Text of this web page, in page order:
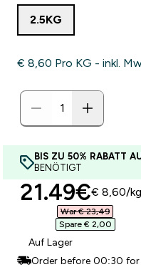
2.5KG
€ 8,60‎ Pro KG - inkl.
BIS ZU 50% RABATT
BENÖTIGT
21.49€‎€ 8,60‎/kg
War € 23,49‎
Spare € 2,00‎
Auf Lager
Order before 00:30 for